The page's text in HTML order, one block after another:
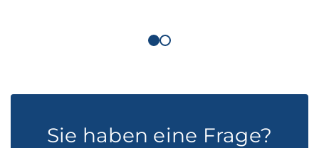
Sie haben eine Frage?